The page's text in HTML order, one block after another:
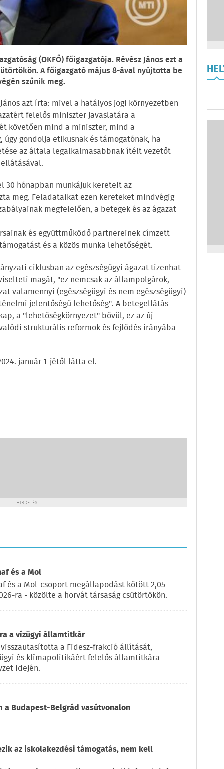
(OKFŐ) főigazgatója. Révész János ezt a
A főigazgató május 8-ával nyújtotta be
szűnik meg.
azt írta: mivel a hatályos jogi környezetben
felelős miniszter javaslatára a
követően mind a miniszter, mind a
gondolja etikusnak és támogatónak, ha
az általa legalkalmasabbnak ítélt vezetőt
30 hónapban munkájuk kereteit az
meg. Feladataikat ezen kereteket mindvégig
megfelelően, a betegek és az ágazat
és együttműködő partnereinek címzett
és a közös munka lehetőségét.
ciklusban az egészségügyi ágazat tizenhat
magát, "ez nemcsak az állampolgárok,
valamennyi (egészségügyi és nem egészségügyi)
jelentőségű lehetőség". A betegellátás
a "lehetőségkörnyezet" bővül, ez az új
strukturális reformok és fejlődés irányába
január 1-jétől látta el.
HIRDETÉS
és a Mol
és a Mol-csoport megállapodást kötött 2,05
ra - közölte a horvát társaság csütörtökön.
a vízügyi államtitkár
a Fidesz-frakció állítását,
és klímapolitikáért felelős államtitkára
idején.
a Budapest-Belgrád vasútvonalon
az iskolakezdési támogatás, nem kell